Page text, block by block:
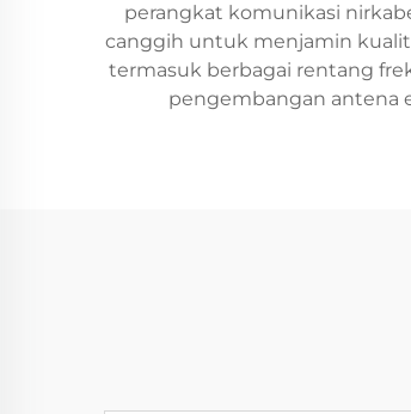
perangkat komunikasi
canggih untuk menjamin
termasuk berbagai rentang
pengembangan antena